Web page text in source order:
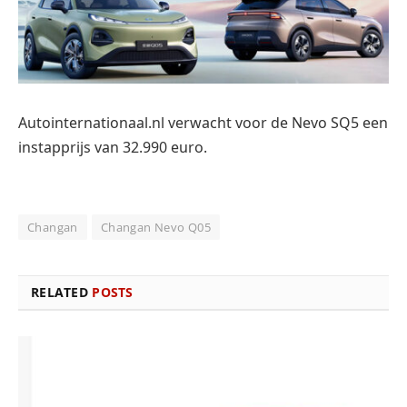
Autointernationaal.nl verwacht voor de Nevo SQ5 een
instapprijs van 32.990 euro.
Changan Changan Nevo Q05
RELATED POSTS